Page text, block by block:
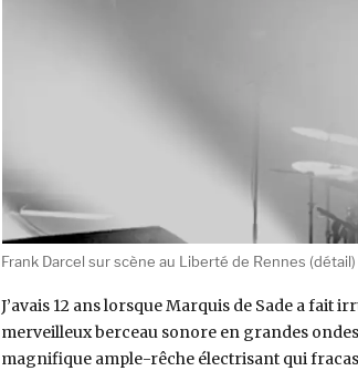
Frank Darcel sur scène au Liberté de Rennes
J’avais 12 ans lorsque Marquis de Sade a fait
merveilleux berceau sonore en grandes
magnifique ample-rêche électrisant qui